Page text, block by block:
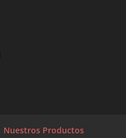
Nuestros Productos